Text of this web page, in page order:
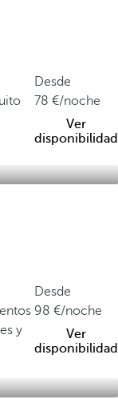
Desde
78
/noche
Ver
disponibilidad
y
Desde
98
/noche
Ver
disponibilidad